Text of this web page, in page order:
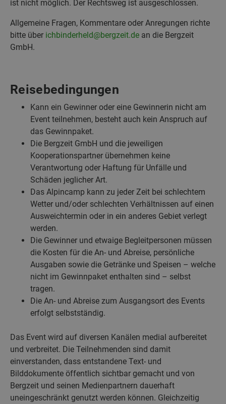
ist nicht möglich. Der Rechtsweg ist ausgeschlossen.
Allgemeine Fragen, Kommentare oder Anregungen richte
bitte über ichbinderheld@bergzeit.de an die Bergzeit
GmbH.
Reisebedingungen
Kann ein Gewinner oder eine Gewinnerin nicht am
Event teilnehmen, besteht auch kein Anspruch auf
das Gewinnpaket.
Die Bergzeit GmbH und die jeweiligen
Kooperationspartner übernehmen keine
Verantwortung oder Haftung für Unfälle und
Schäden jeglicher Art.
Das Alpincamp kann zu jeder Zeit bei schlechtem
Wetter und/oder schlechten Verhältnissen auf einen
Ausweichtermin oder in ein anderes Gebiet verlegt
werden.
Die Gewinner und etwaige Begleitpersonen müssen
die Kosten für die An- und Abreise, persönliche
Ausgaben sowie die Getränke und Speisen – welche
nicht im Gewinnpaket enthalten sind – selbst
tragen.
Die An- und Abreise zum Ausgangsort des Events
erfolgt selbstständig.
Das Event wird auf diversen Kanälen medial aufbereitet
und verbreitet. Die Teilnehmenden sind damit
einverstanden, dass entstandene Text- und
Bilddokumente öffentlich sichtbar gemacht und von
Bergzeit und seinen Medienpartnern dauerhaft
uneingeschränkt genutzt werden können. Gleichzeitig